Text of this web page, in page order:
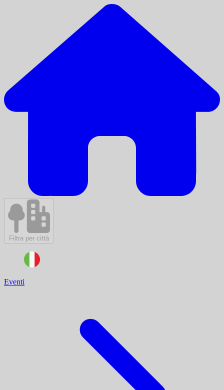
Filtra per città
Eventi